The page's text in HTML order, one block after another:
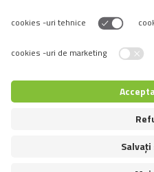
Switch
© 2026 VAFO PRAHA